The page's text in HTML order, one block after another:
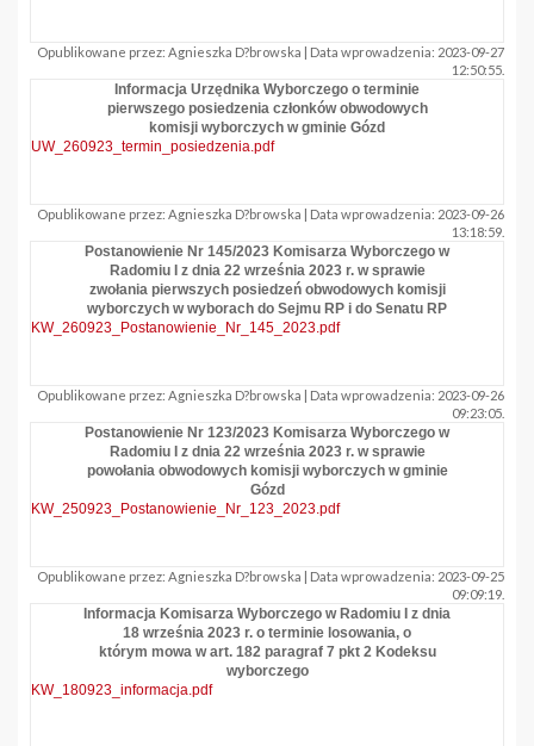
Opublikowane przez: Agnieszka D?browska | Data wprowadzenia: 2023-09-27
12:50:55.
Informacja Urzędnika Wyborczego o terminie
pierwszego posiedzenia członków obwodowych
komisji wyborczych w gminie Gózd
UW_260923_termin_posiedzenia.pdf
Opublikowane przez: Agnieszka D?browska | Data wprowadzenia: 2023-09-26
13:18:59.
Postanowienie Nr 145/2023 Komisarza Wyborczego w
Radomiu I z dnia 22 września 2023 r. w sprawie
zwołania pierwszych posiedzeń obwodowych komisji
wyborczych w wyborach do Sejmu RP i do Senatu RP
KW_260923_Postanowienie_Nr_145_2023.pdf
Opublikowane przez: Agnieszka D?browska | Data wprowadzenia: 2023-09-26
09:23:05.
Postanowienie Nr 123/2023 Komisarza Wyborczego w
Radomiu I z dnia 22 września 2023 r. w sprawie
powołania obwodowych komisji wyborczych w gminie
Gózd
KW_250923_Postanowienie_Nr_123_2023.pdf
Opublikowane przez: Agnieszka D?browska | Data wprowadzenia: 2023-09-25
09:09:19.
Informacja Komisarza Wyborczego w Radomiu I z dnia
18 września 2023 r. o terminie losowania, o
którym mowa w art. 182 paragraf 7 pkt 2 Kodeksu
wyborczego
KW_180923_informacja.pdf